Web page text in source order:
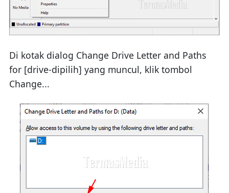
Di kotak dialog Change Drive Letter and Paths
for [drive-dipilih] yang muncul, klik tombol
Change...